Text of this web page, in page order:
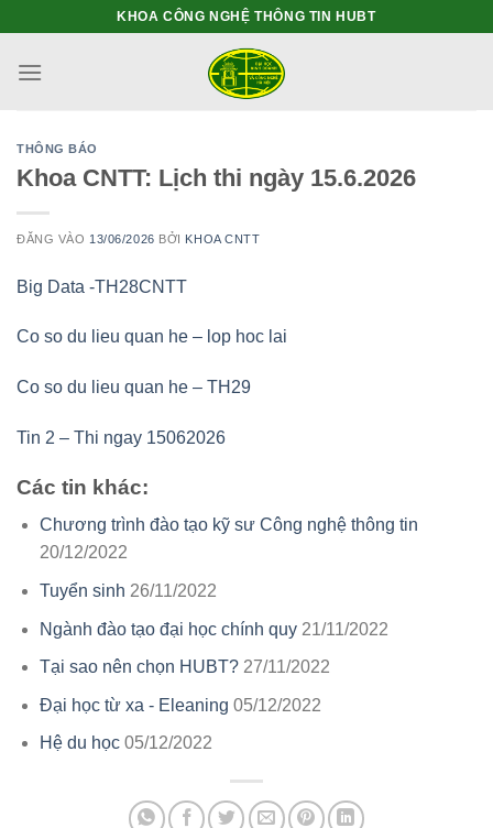
nội
KHOA CÔNG NGHỆ THÔNG TIN HUBT
THÔNG BÁO
Khoa CNTT: Lịch thi ngày 15.6.2026
ĐĂNG VÀO 13/06/2026 BỞI KHOA CNTT
Big Data -TH28CNTT
Co so du lieu quan he – lop hoc lai
Co so du lieu quan he – TH29
Tin 2 – Thi ngay 15062026
Các tin khác:
Chương trình đào tạo kỹ sư Công nghệ thông tin
20/12/2022
Tuyển sinh 26/11/2022
Ngành đào tạo đại học chính quy21/11/2022
Tại sao nên chọn HUBT?27/11/2022
Đại học từ xa - Eleaning 05/12/2022
Hệ du học05/12/2022